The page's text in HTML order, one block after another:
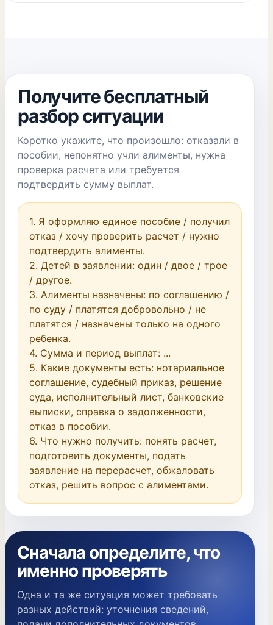
Получите бесплатный
разбор ситуации
Коротко укажите, что произошло: отказали в
пособии, непонятно учли алименты, нужна
проверка расчета или требуется
подтвердить сумму выплат.
1. Я оформляю единое пособие / получил
отказ / хочу проверить расчет / нужно
подтвердить алименты.
2. Детей в заявлении: один / двое / трое
/ другое.
3. Алименты назначены: по соглашению /
по суду / платятся добровольно / не
платятся / назначены только на одного
ребенка.
4. Сумма и период выплат: ...
5. Какие документы есть: нотариальное
соглашение, судебный приказ, решение
суда, исполнительный лист, банковские
выписки, справка о задолженности,
отказ в пособии.
6. Что нужно получить: понять расчет,
подготовить документы, подать
заявление на перерасчет, обжаловать
отказ, решить вопрос с алиментами.
Сначала определите, что
именно проверять
Одна и та же ситуация может требовать
разных действий: уточнения сведений,